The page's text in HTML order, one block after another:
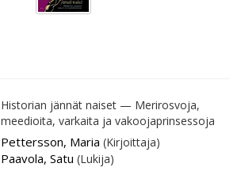
Historian jännät naiset — Merirosvoja,
meedioita, varkaita ja vakoojaprinsessoja
Pettersson, Maria (Kirjoittaja)
Paavola, Satu (Lukija)